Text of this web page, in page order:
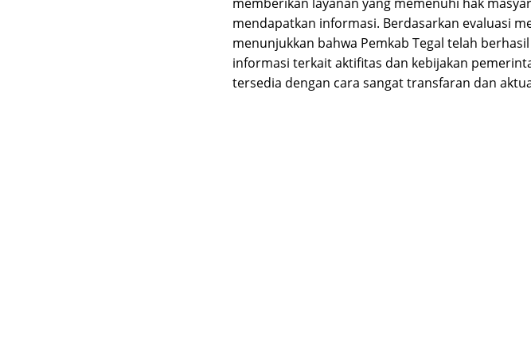
mendapatkan informasi. Berdasarkan evaluasi
menunjukkan bahwa Pemkab Tegal telah
informasi terkait aktifitas dan kebijakan
tersedia dengan cara sangat transfaran dan